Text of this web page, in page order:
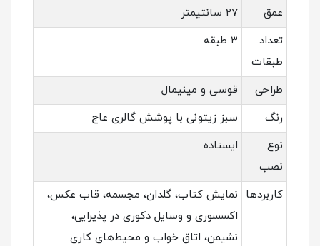
عمق
۲۷ سانتیمتر
تعداد
طبقات
۳ طبقه
طراحی
قوسی و مینیمال
رنگ
سبز زیتونی با پوشش گالری عاج
نوع
نصب
ایستاده
کاربردها
نمایش کتاب، گلدان، مجسمه، قاب عکس،
اکسسوری و وسایل دکوری در پذیرایی،
نشیمن، اتاق خواب و محیط‌های کاری